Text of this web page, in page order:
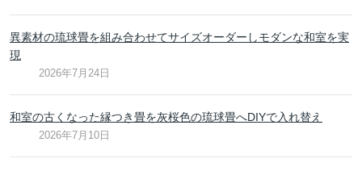
異素材の琉球畳を組み合わせてサイズオーダーしモダンな和室を実
現
2026年7月24日
和室の古くなった縁つき畳を灰桜色の琉球畳へDIYで入れ替え
2026年7月10日